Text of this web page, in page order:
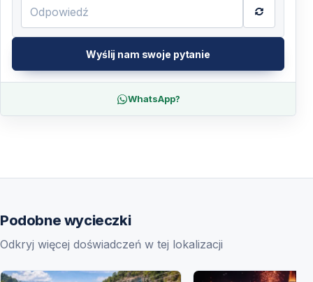
Wyślij nam swoje pytanie
WhatsApp?
Podobne wycieczki
Odkryj więcej doświadczeń w tej lokalizacji